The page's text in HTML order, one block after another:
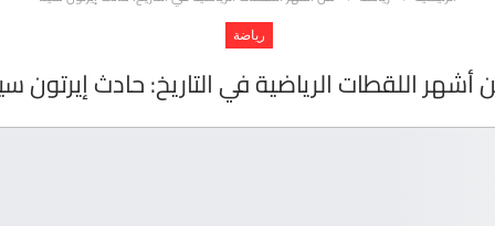
رياضة
أشهر اللقطات الرياضية في التاريخ: حادث إيرتون